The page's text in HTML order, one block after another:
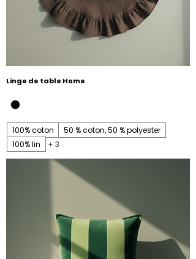
Linge de table Home
100% coton
50 % coton, 50 % polyester
100% lin
+ 3